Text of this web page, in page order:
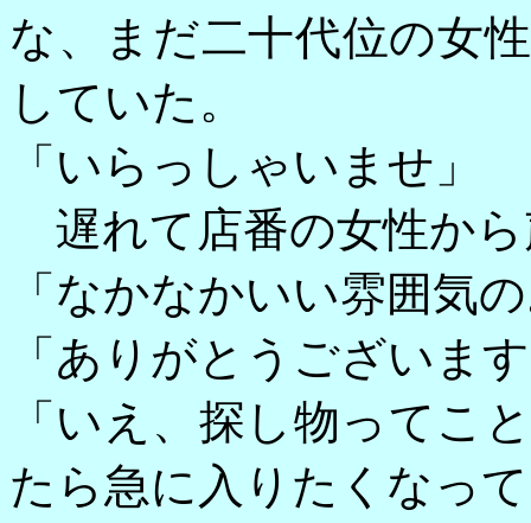
な、まだ二十代位の女
していた。
「いらっしゃいませ」
遅れて店番の女性か
「なかなかいい雰囲気
「ありがとうございま
「いえ、探し物ってこ
たら急に入りたくなっ